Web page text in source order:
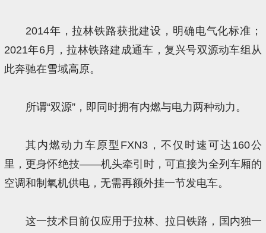
2014年，拉林铁路获批建设，明确电气化标准；
2021年6月，拉林铁路建成通车，复兴号双源动车组从
此奔驰在雪域高原。
所谓“双源”，即同时拥有内燃与电力两种动力。
其内燃动力车原型FXN3，不仅时速可达160公
里，更身怀绝技——机头牵引时，可直接为全列车厢的
空调和制氧机供电，无需再额外挂一节发电车。
这一技术目前仅应用于拉林、拉日铁路，国内独一